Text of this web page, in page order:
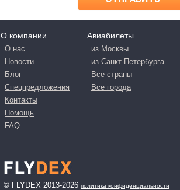
О компании
О нас
Новости
Блог
Спецпредложения
Контакты
Помощь
FAQ
Авиабилеты
из Москвы
из Санкт-Петербурга
Все страны
Все города
© FLYDEX 2013-2026 политика конфиденциальности